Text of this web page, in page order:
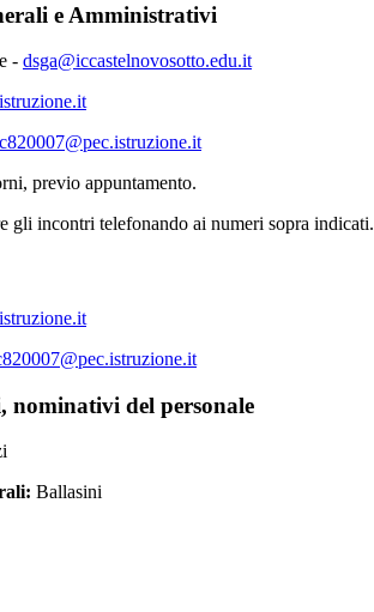
e Amministrativi
- dsga@iccastelnovosotto.edu.it
previo appuntamento.
gli incontri telefonando ai numeri sopra indicati.
nominativi del personale
Ballasini